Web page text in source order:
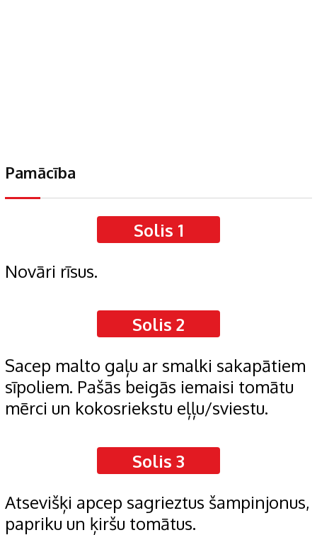
Pamācība
Solis 1
Novāri rīsus.
Solis 2
Sacep malto gaļu ar smalki sakapātiem
sīpoliem. Pašās beigās iemaisi tomātu
mērci un kokosriekstu eļļu/sviestu.
Solis 3
Atsevišķi apcep sagrieztus šampinjonus,
papriku un ķiršu tomātus.